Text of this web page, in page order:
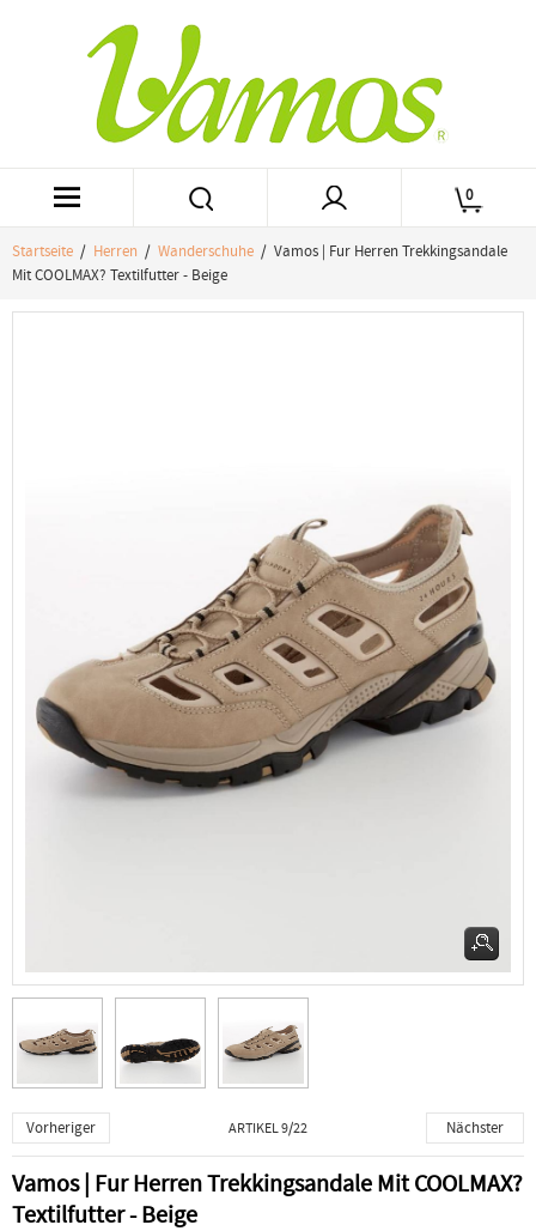
0
Startseite / Herren / Wanderschuhe / Vamos | Fur Herren Trekkingsandale
Mit COOLMAX? Textilfutter - Beige
Vorheriger ARTIKEL 9/22 Nächster
Vamos | Fur Herren Trekkingsandale Mit COOLMAX?
Textilfutter - Beige